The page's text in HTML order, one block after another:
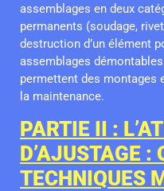
assemblages en deux
permanents (soudage,
destruction d’un élément
assemblages
permettent des montages
la maintenance.
PARTIE II :
D’AJUSTAGE :
TECHNIQUES